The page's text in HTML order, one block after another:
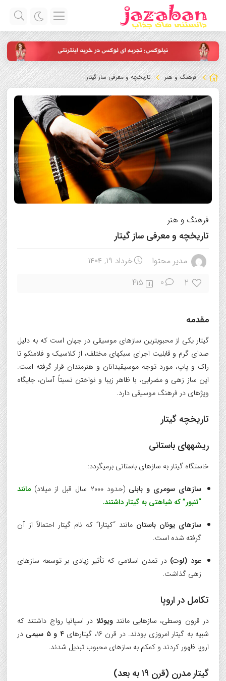
فرهنگ و هنر تاریخچه و معرفی ساز گیتار
فرهنگ و هنر
تاریخچه و معرفی ساز گیتار
مدیر محتوا خرداد ۱۹, ۱۴۰۴
2
0
415
مقدمه
گیتار یکی از محبوبترین سازهای موسیقی در جهان است که به دلیل
صدای گرم و قابلیت اجرای سبکهای مختلف، از کلاسیک و فلامنکو تا
راک و پاپ، مورد توجه موسیقیدانان و هنرمندان قرار گرفته است.
این ساز زهی و مضرابی، با ظاهر زیبا و نواختن نسبتاً آسان، جایگاه
ویژهای در فرهنگ موسیقی دارد.
تاریخچه گیتار
ریشههای باستانی
خاستگاه گیتار به سازهای باستانی برمیگردد:
سازهای سومری و بابلی (حدود ۲۰۰۰ سال قبل از میلاد)
مانند
“تنبور” که شباهتی به گیتار داشتند.
سازهای یونان باستان مانند “کیتارا” که نام گیتار احتمالاً از آن
گرفته شده است.
عود (لوت) در تمدن اسلامی که تأثیر زیادی بر توسعه سازهای
زهی گذاشت.
تکامل در اروپا
در قرون وسطی، سازهایی مانندویوئلا در اسپانیا رواج داشتند که
شبیه به گیتار امروزی بودند. در قرن ۱۶، گیتارهای
۴ و ۵ سیمی
در
اروپا ظهور کردند و کمکم به سازهای محبوب تبدیل شدند.
گیتار مدرن (قرن ۱۹ به بعد)